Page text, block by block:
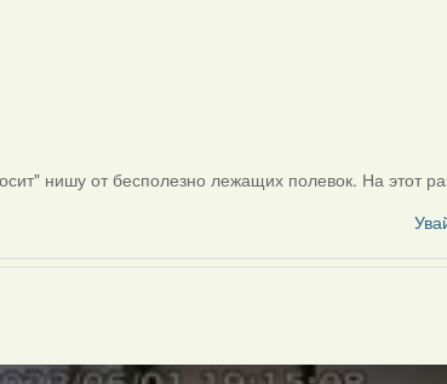
нишу от бесполезно лежащих полевок. На этот